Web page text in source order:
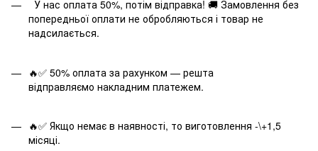
У нас оплата 50%, потім відправка! 🚚 Замовлення без
попередньої оплати не обробляються і товар не
надсилається.
🔥✅ 50% оплата за рахунком — решта
відправляємо накладним платежем.
🔥✅ Якщо немає в наявності, то виготовлення -\+1,5
місяці.